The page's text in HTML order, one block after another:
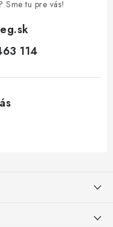
Sme tu pre vás!
114